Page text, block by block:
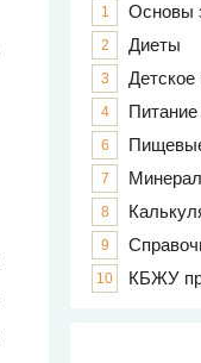
1 Основы
2 Диеты
3 Детское
4
6
7
8
9
10 КБЖУ